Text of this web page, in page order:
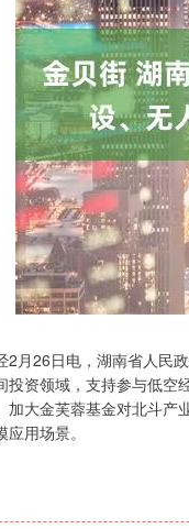
26日电，湖南省人民政
投资领域，支持参与低空
加大金芙蓉基金对北斗产
用场景。
深证成指 14110.12